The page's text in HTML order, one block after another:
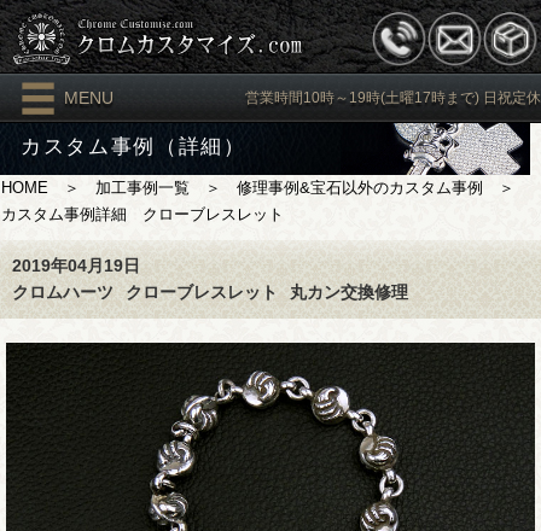
MENU 営業時間10時～19時(土曜17時まで) 日祝定休
カスタム事例（詳細）
HOME ＞ 加工事例一覧 ＞ 修理事例&宝石以外のカスタム事例
＞
カスタム事例詳細 クローブレスレット
2019年04月19日
クロムハーツ
クローブレスレット 丸カン交換修理